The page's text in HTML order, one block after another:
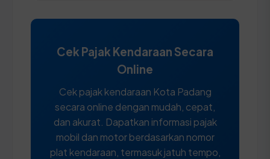
Cek Pajak Kendaraan Secara
Online
Cek pajak kendaraan Kota Padang
secara online dengan mudah, cepat,
dan akurat. Dapatkan informasi pajak
mobil dan motor berdasarkan nomor
plat kendaraan, termasuk jatuh tempo,